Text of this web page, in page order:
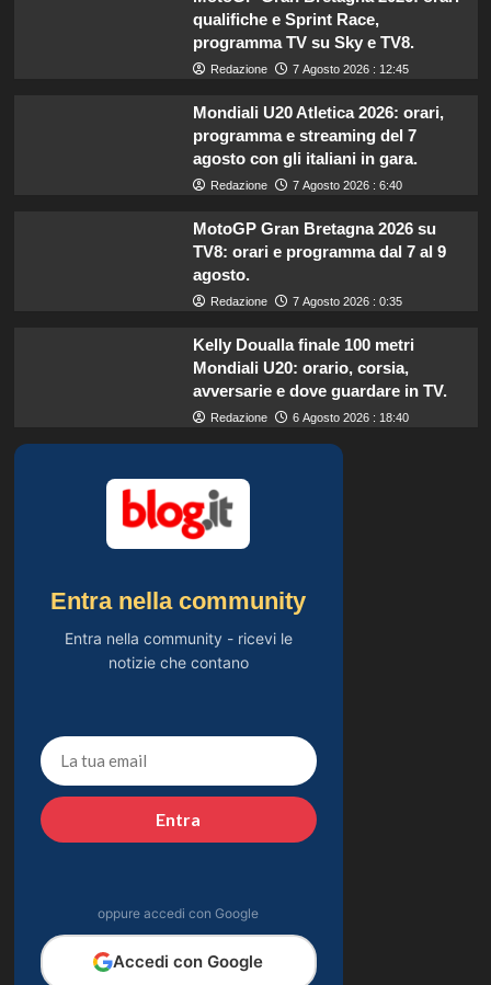
qualifiche e Sprint Race,
programma TV su Sky e TV8.
Redazione 7 Agosto 2026 : 12:45
Mondiali U20 Atletica 2026: orari,
programma e streaming del 7
agosto con gli italiani in gara.
Redazione 7 Agosto 2026 : 6:40
MotoGP Gran Bretagna 2026 su
TV8: orari e programma dal 7 al 9
agosto.
Redazione 7 Agosto 2026 : 0:35
Kelly Doualla finale 100 metri
Mondiali U20: orario, corsia,
avversarie e dove guardare in TV.
Redazione 6 Agosto 2026 : 18:40
Entra nella community
Entra nella community - ricevi le
notizie che contano
Entra
oppure accedi con Google
Accedi con Google